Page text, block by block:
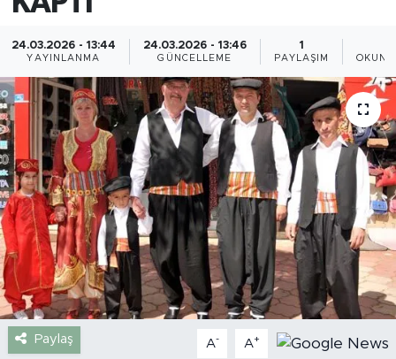
24.03.2026 - 13:44
YAYINLANMA
24.03.2026 - 13:46
GÜNCELLEME
1
PAYLAŞIM
Paylaş A- A+
Dünya
Eğitim
Ekonomi
Gazipaşa
Güncel
Gündem
İnşaat-Emlak
Kültür-Sanat
Son Dakika Haberleri
Haber Arşivi